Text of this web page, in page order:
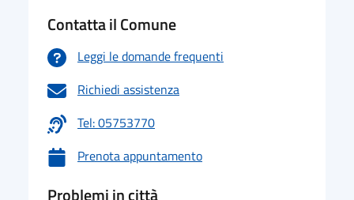
Contatta il Comune
Leggi le domande frequenti
Richiedi assistenza
Tel: 05753770
Prenota appuntamento
Problemi in città